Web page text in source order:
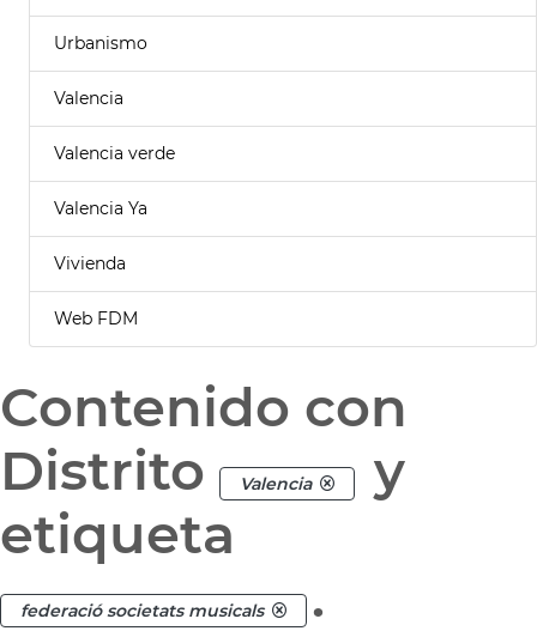
Urbanismo
Valencia
Valencia verde
Valencia Ya
Vivienda
Web FDM
Contenido con
Distrito
Valencia
y
etiqueta
federació societats musicals .